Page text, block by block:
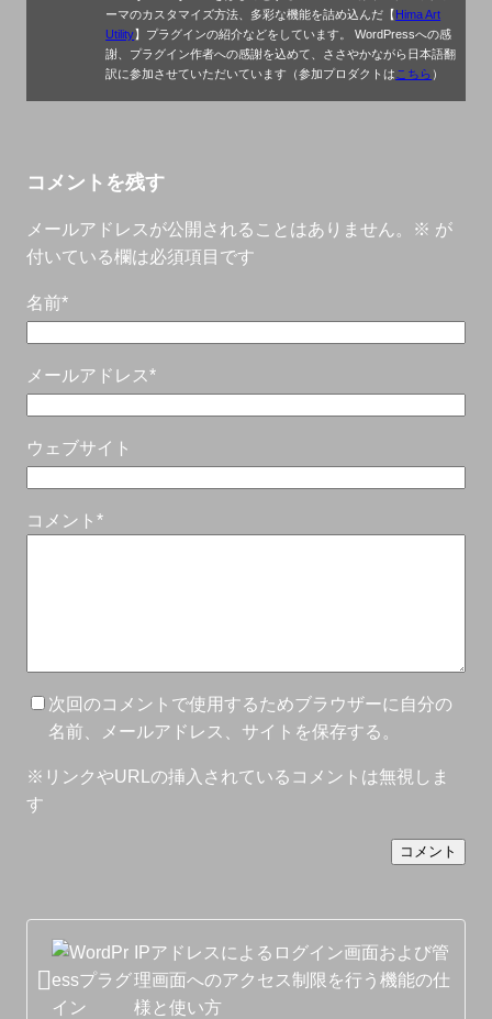
ーマのカスタマイズ方法、多彩な機能を詰め込んだ【Hima Art
Utility】プラグインの紹介などをしています。 WordPressへの感
謝、プラグイン作者への感謝を込めて、ささやかながら日本語翻
訳に参加させていただいています（参加プロダクトは こちら ）
コメントを残す
メールアドレスが公開されることはありません。 ※ が
付いている欄は必須項目です
名前*
メールアドレス*
ウェブサイト
コメント *
次回のコメントで使用するためブラウザーに自分の
名前、メールアドレス、サイトを保存する。
※リンクやURLの挿入されているコメントは無視しま
す
IPアドレスによるログイン画面および管
理画面へのアクセス制限を行う機能の仕
様と使い方